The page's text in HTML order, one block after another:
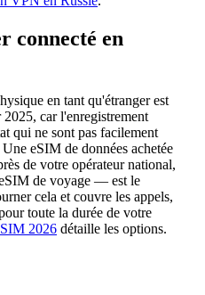
connecté en
en tant qu'étranger est
car l'enregistrement
qui ne sont pas facilement
eSIM de données achetée
de votre opérateur national,
de voyage — est le
cela et couvre les appels,
toute la durée de votre
SIM 2026 détaille les options.